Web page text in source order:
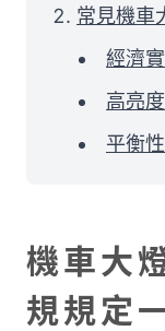
常見機車
經濟
高亮
平衡
機車大
規規定